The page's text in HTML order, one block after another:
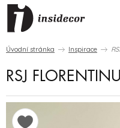
Úvodní stránka Inspirace
RSJ